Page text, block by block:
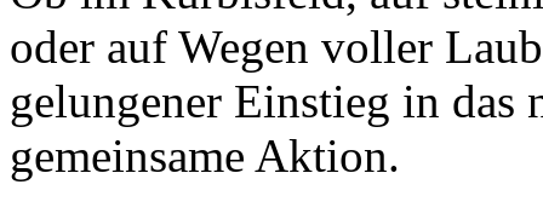
oder auf Wegen voller
gelungener Einstieg in das
gemeinsame Aktion.